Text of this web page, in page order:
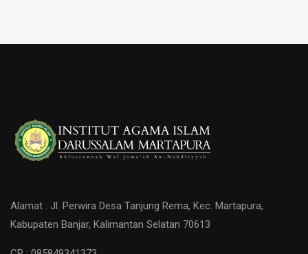
Alamat : Jl. Perwira Desa Tanjung Rema, Kec. Martapura,
Kabupaten Banjar, Kalimantan Selatan 70613